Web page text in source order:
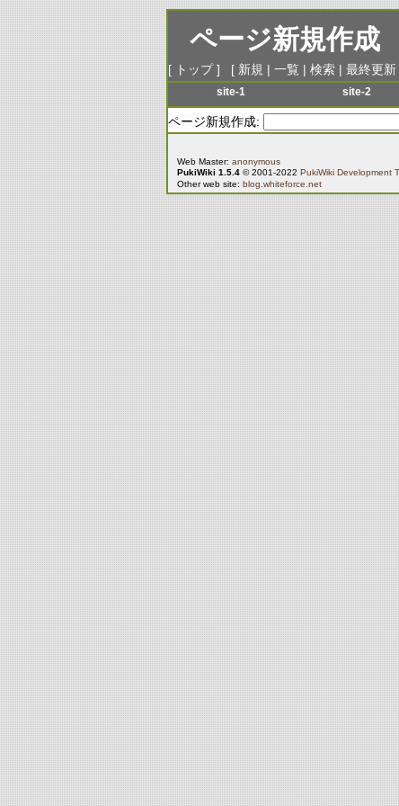
ページ新規作成
[ トップ] [ 新規 | 一覧 | 検索 | 最終更新
site-1
menu-1
menu-2
menu-3
menu-4
menu-5
menu-6
site-2
menu-1
menu-2
menu-4
menu-5
menu-6
ページ新規作成:
Web Master: anonymous
PukiWiki 1.5.4 © 2001-2022 PukiWiki Development
Other web site: blog.whiteforce.net